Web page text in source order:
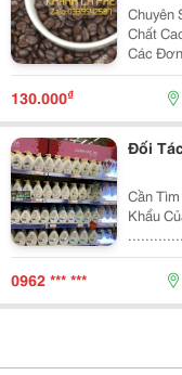
Chuyên
Chất
Các
Nhanh
Nhà
130.000₫
Đối
Cần
Khẩu
Danh
Có
0962 *** ***